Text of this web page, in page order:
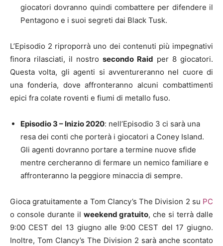
giocatori dovranno quindi combattere per difendere il
Pentagono e i suoi segreti dai Black Tusk.
L’Episodio 2 riproporrà uno dei contenuti più impegnativi
finora rilasciati, il nostro secondo Raid per 8 giocatori.
Questa volta, gli agenti si avventureranno nel cuore di
una fonderia, dove affronteranno alcuni combattimenti
epici fra colate roventi e fiumi di metallo fuso.
Episodio 3 – Inizio 2020: nell’Episodio 3 ci sarà una
resa dei conti che porterà i giocatori a Coney Island.
Gli agenti dovranno portare a termine nuove sfide
mentre cercheranno di fermare un nemico familiare e
affronteranno la peggiore minaccia di sempre.
Gioca gratuitamente a Tom Clancy’s The Division 2 su PC
o console durante il weekend gratuito, che si terrà dalle
9:00 CEST del 13 giugno alle 9:00 CEST del 17 giugno.
Inoltre, Tom Clancy’s The Division 2 sarà anche scontato